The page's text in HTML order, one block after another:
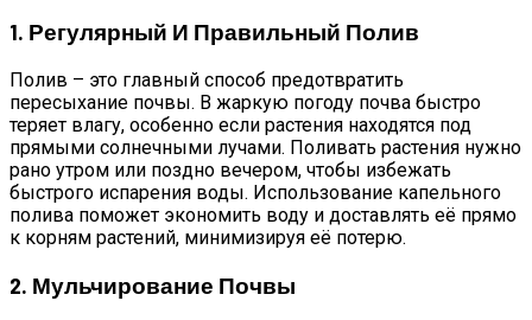
1. Регулярный И Правильный Полив
Полив – это главный способ предотвратить
пересыхание почвы. В жаркую погоду почва быстро
теряет влагу, особенно если растения находятся под
прямыми солнечными лучами. Поливать растения нужно
рано утром или поздно вечером, чтобы избежать
быстрого испарения воды. Использование капельного
полива поможет экономить воду и доставлять её прямо
к корням растений, минимизируя её потерю.
2. Мульчирование Почвы